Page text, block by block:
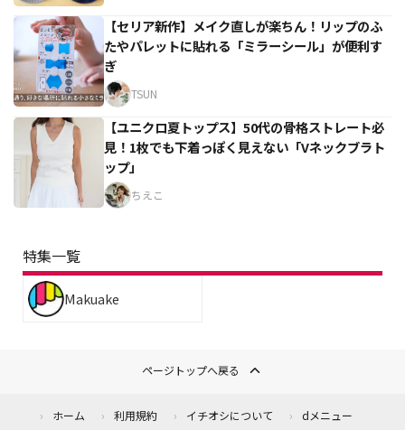
【セリア新作】メイク直しが楽ちん！リップのふ
たやパレットに貼れる「ミラーシール」が便利す
ぎ
TSUN
【ユニクロ夏トップス】50代の骨格ストレート必
見！1枚でも下着っぽく見えない「Vネックブラト
ップ」
ちえこ
特集一覧
Makuake
ページトップへ戻る
ホーム 利用規約 イチオシについて dメニュー